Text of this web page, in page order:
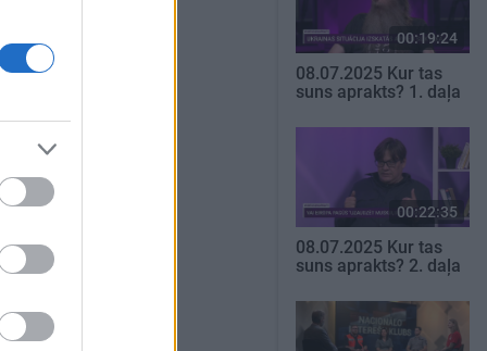
00:19:24
08.07.2025 Kur tas
suns aprakts? 1. daļa
00:22:35
08.07.2025 Kur tas
suns aprakts? 2. daļa